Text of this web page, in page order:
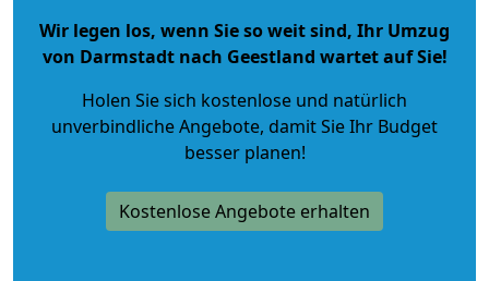
Wir legen los, wenn Sie so weit sind, Ihr Umzug
von Darmstadt nach Geestland wartet auf Sie!
Holen Sie sich kostenlose und natürlich
unverbindliche Angebote, damit Sie Ihr Budget
besser planen!
Kostenlose Angebote erhalten